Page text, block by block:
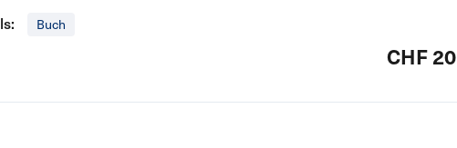
Buch
CHF